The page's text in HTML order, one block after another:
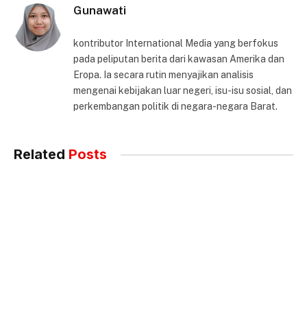
Gunawati
kontributor International Media yang berfokus
pada peliputan berita dari kawasan Amerika dan
Eropa. Ia secara rutin menyajikan analisis
mengenai kebijakan luar negeri, isu-isu sosial, dan
perkembangan politik di negara-negara Barat.
Related Posts